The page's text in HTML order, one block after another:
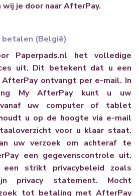
je door naarAfterPay.
(België)
Paperpads.nl het volledige
uit. Dit betekent dat u een
ontvangt per e-mail. In
My AfterPay kunt u uw
vanaf uw computer of tablet
u op de hoogte via e-mail
voor u klaar staat.
uw verzoek om achteraf te
een gegevenscontrole uit.
strikt privacybeleid zoals
privacy statement. Mocht
tot betaling met AfterPay